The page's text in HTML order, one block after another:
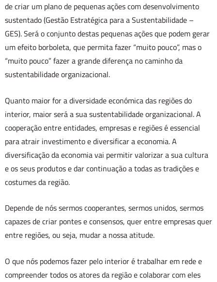
de criar um plano de pequenas ações com desenvolvimento
sustentado (Gestão Estratégica para a Sustentabilidade –
GES). Será o conjunto destas pequenas ações que podem gerar
um efeito borboleta, que permita fazer “muito pouco”, mas o
“muito pouco” fazer a grande diferença no caminho da
sustentabilidade organizacional.
Quanto maior for a diversidade económica das regiões do
interior, maior será a sua sustentabilidade organizacional. A
cooperação entre entidades, empresas e regiões é essencial
para atrair investimento e diversificar a economia. A
diversificação da economia vai permitir valorizar a sua cultura
e os seus produtos e dar continuação a todas as tradições e
costumes da região.
Depende de nós sermos cooperantes, sermos unidos, sermos
capazes de criar pontes e consensos, quer entre empresas quer
entre regiões, ou seja, mudar a nossa atitude.
O que nós podemos fazer pelo interior é trabalhar em rede e
compreender todos os atores da região e colaborar com eles